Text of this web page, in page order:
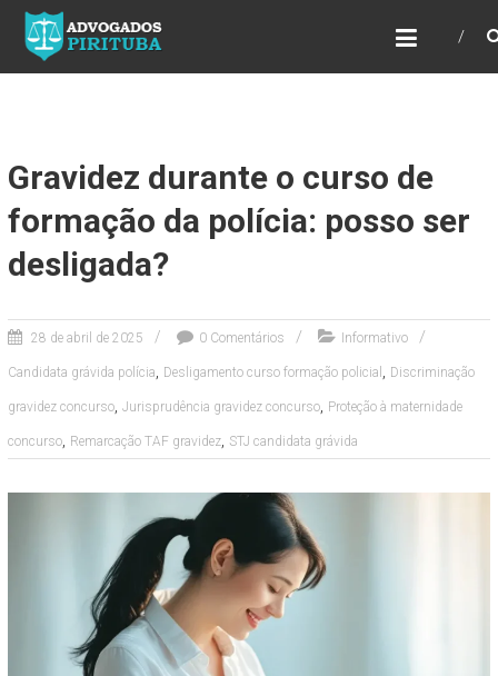
ADVOGADOS PIRITUBA
Precisando de advogado? Entre em contato!
Fazemos toda a assessoria que você
Gravidez durante o curso de
formação da polícia: posso ser
desligada?
28 de abril de 2025 0 Comentários Informativo
Candidata grávida polícia, Desligamento curso formação policial , Discriminação
gravidez concurso, Jurisprudência gravidez concurso, Proteção à maternidade
concurso, Remarcação TAF gravidez, STJ candidata grávida